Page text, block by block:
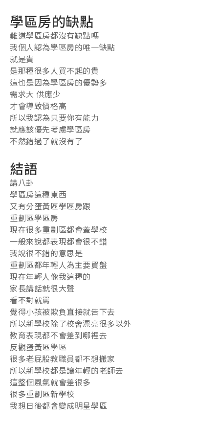
學區房的缺點
難道學區房都沒有缺點嗎
我個人認為學區房的唯一缺點
就是貴
是那種很多人買不起的貴
這也是因為學區房的優勢多
需求大 供應少
才會導致價格高
所以我認為只要你有能力
就應該優先考慮學區房
不然錯過了就沒有了
結語
講八卦
學區房這種東西
又有分蛋黃區學區房跟
重劃區學區房
現在很多重劃區都會蓋學校
一般來說都表現都會很不錯
我說很不錯的意思是
重劃區都年輕人為主要買盤
現在年輕人像我這種的
家長講話就很大聲
看不對就罵
覺得小孩被欺負直接就告下去
所以新學校除了校舍漂亮很多以外
教育表現都不會差到哪裡去
反觀蛋黃區學區
很多老屁股教職員都不想搬家
所以新學校都是讓年輕的老師去
這整個風氣就會差很多
很多重劃區新學校
我想日後都會變成明星學區